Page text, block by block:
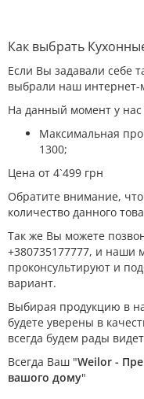
Как выбрать
Если Вы задавали себе
выбрали наш интернет-
На данный момент у
Максимальная
1300;
Цена от 4`499 грн
Обратите внимание,
количество данного
Так же Вы можете
+380735177777, и наши
проконсультируют и
вариант.
Выбирая продукцию в
будете уверены в
всегда будем рады
Всегда Ваш "Weilor -
вашого дому"